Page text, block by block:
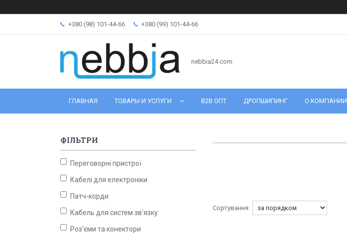
+380 (98) 101-44-66 +380 (99) 101-44-66
nebbia24.com
ГЛАВНАЯ ТОВАРЫ И УСЛУГИ B2B ОПТ ДРОПШИПИНГ О КОМПАНИИ
ФІЛЬТРИ
Переговорні пристрої
Кабелі для електроніки
Патч-корди
Кабель для систем зв'язку
Роз'єми та конектори